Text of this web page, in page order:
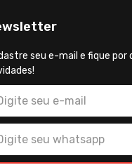
seu e-mail e fique por